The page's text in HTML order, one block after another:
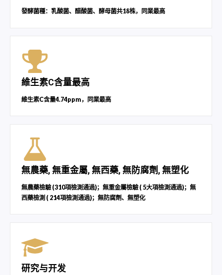
發酵菌種：乳酸菌、醋酸菌、酵母菌共18株，同業最高
維生素C含量最高
維生素C含量4.74ppm，同業最高
無農藥, 無重金屬, 無西藥, 無防腐劑, 無塑化
無農藥檢驗 (310項檢測通過)；無重金屬檢驗 ( 5大項檢測通過)；無
西藥檢測 ( 214項檢測通過)；無防腐劑、無塑化
研究与开发